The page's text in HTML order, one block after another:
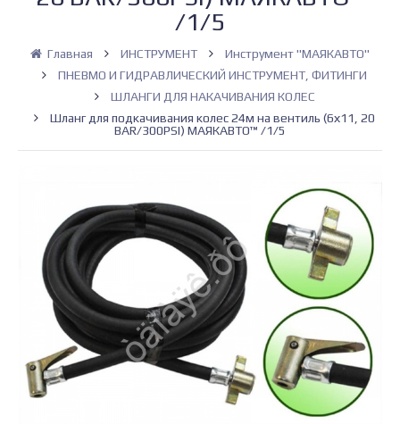
/1/5
Главная ИНСТРУМЕНТ
Инструмент "МАЯКАВТО"
ПНЕВМО И ГИДРАВЛИЧЕСКИЙ ИНСТРУМЕНТ, ФИТИНГИ
ШЛАНГИ ДЛЯ НАКАЧИВАНИЯ КОЛЕС
Шланг для подкачивания колес 24м на вентиль (6х11, 20
BAR/300PSI) МАЯКАВТО™ /1/5